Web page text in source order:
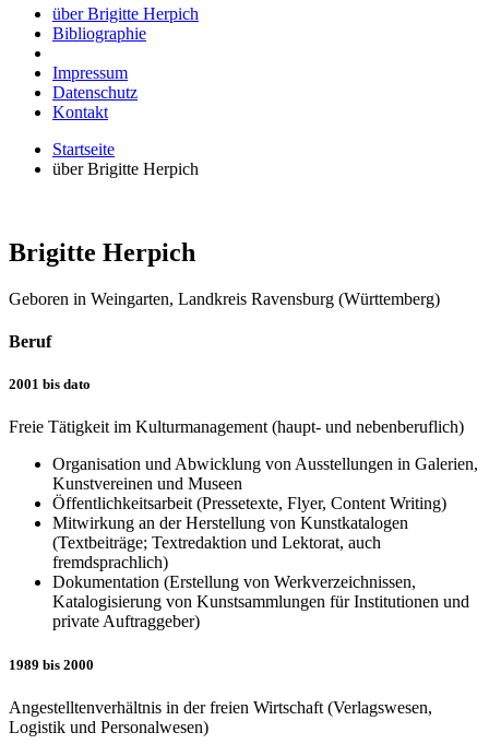
über Brigitte Herpich
Bibliographie
Impressum
Datenschutz
Kontakt
Startseite
über Brigitte Herpich
Brigitte Herpich
Geboren in Weingarten, Landkreis Ravensburg (Württemberg)
Beruf
2001 bis dato
Freie Tätigkeit im Kulturmanagement (haupt- und nebenberuflich)
Organisation und Abwicklung von Ausstellungen in Galerien,
Kunstvereinen und Museen
Öffentlichkeitsarbeit (Pressetexte, Flyer, Content Writing)
Mitwirkung an der Herstellung von Kunstkatalogen
(Textbeiträge; Textredaktion und Lektorat, auch
fremdsprachlich)
Dokumentation (Erstellung von Werkverzeichnissen,
Katalogisierung von Kunstsammlungen für Institutionen und
private Auftraggeber)
1989 bis 2000
Angestelltenverhältnis in der freien Wirtschaft (Verlagswesen,
Logistik und Personalwesen)